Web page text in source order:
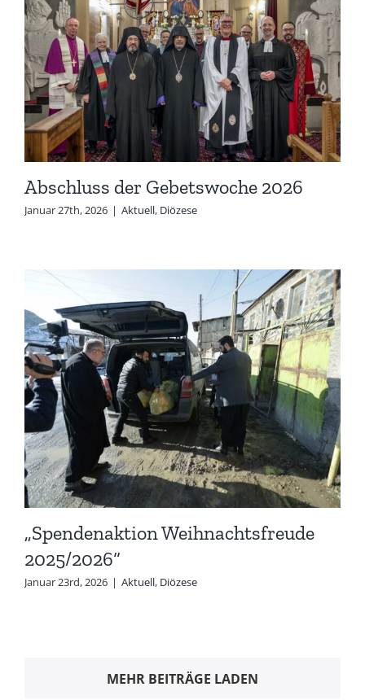
Abschluss der Gebetswoche 2026
Januar 27th, 2026 | Aktuell, Diözese
„Spendenaktion Weihnachtsfreude
2025/2026“
Januar 23rd, 2026 | Aktuell, Diözese
MEHR BEITRÄGE LADEN